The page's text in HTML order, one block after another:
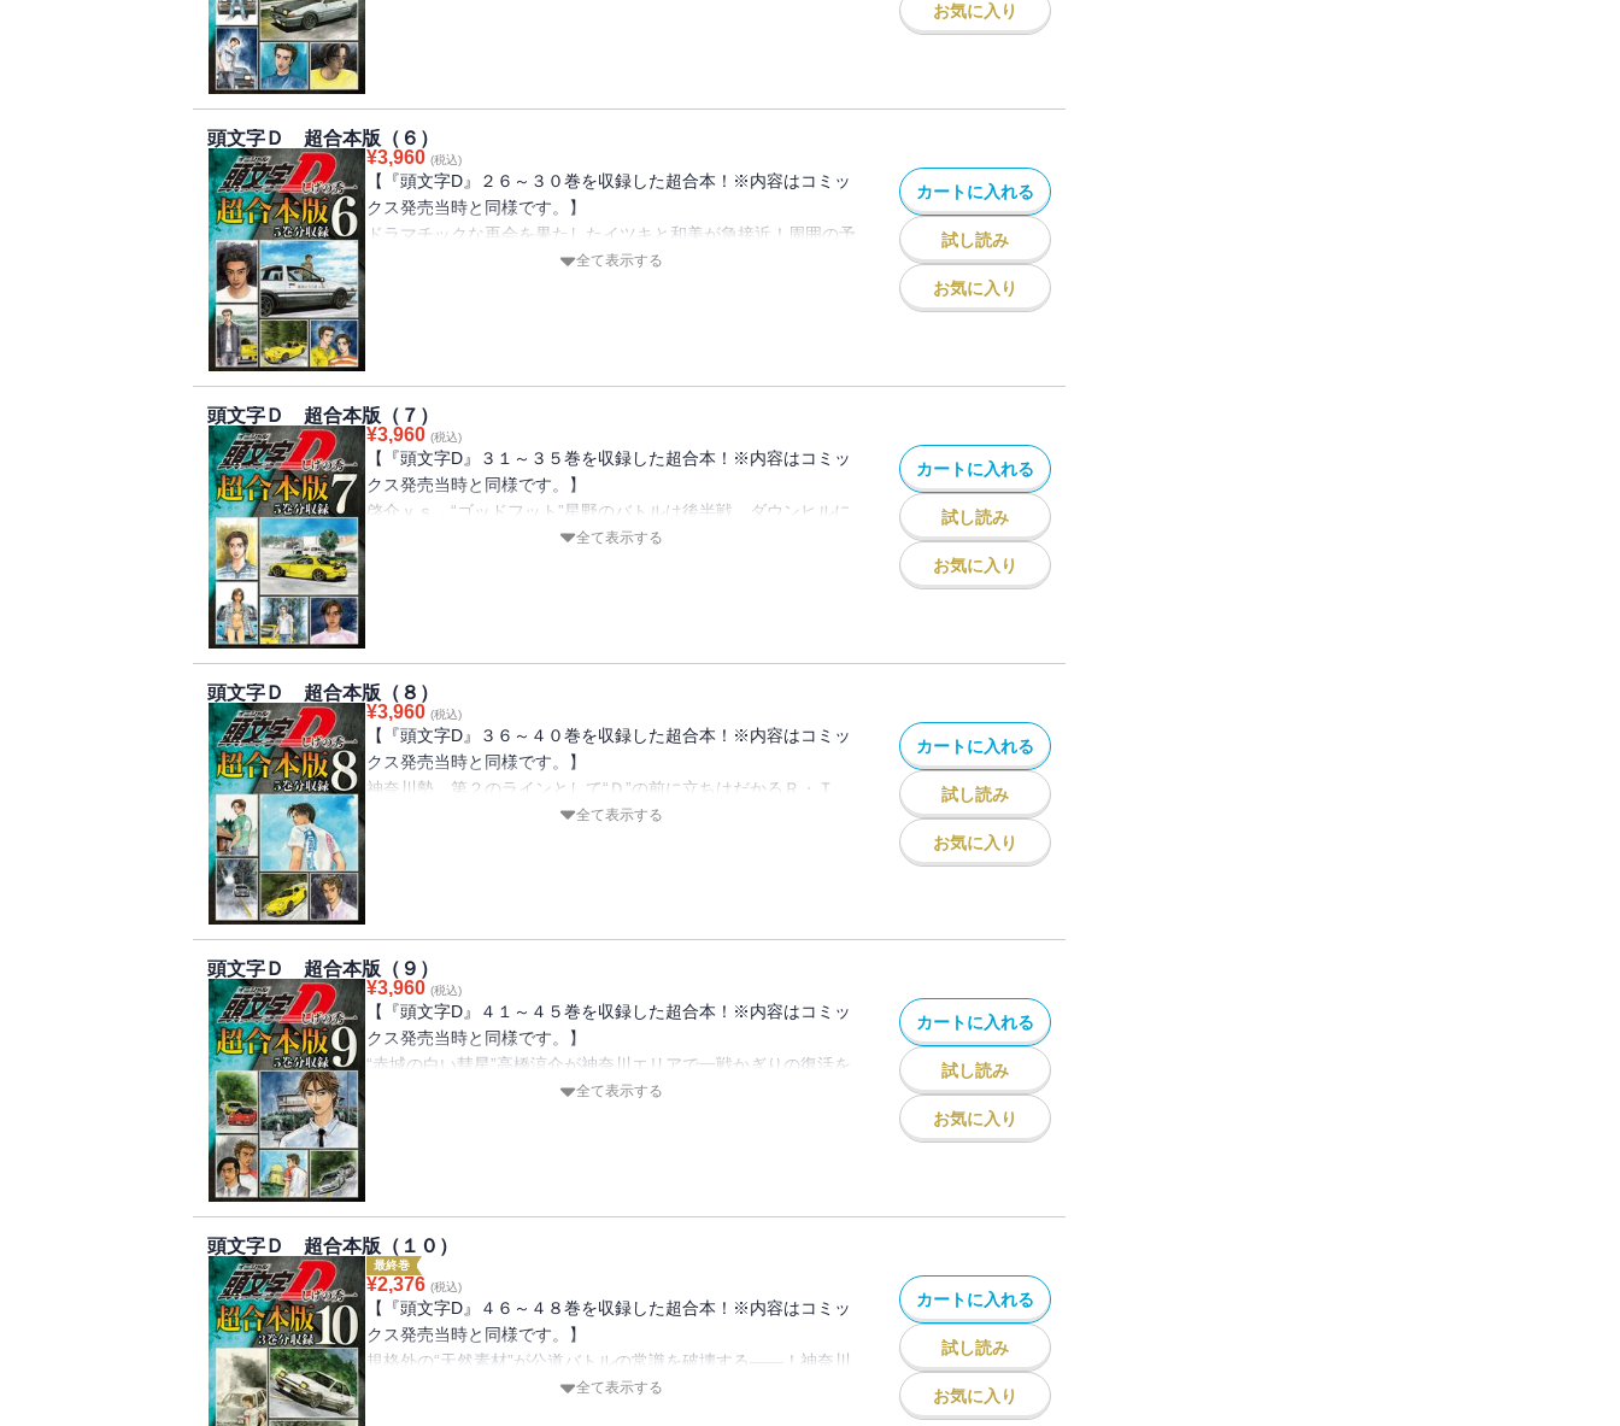
お気に入り
頭文字Ｄ 超合本版（６）
¥3,960 (税込)
【『頭文字D』２６～３０巻を収録した超合本！※内容はコミッ
クス発売当時と同様です。】
ドラマチックな再会を果たしたイツキと和美が急接近！周囲の予
想とはウラハラに順調に進むイツキの恋。デートを重ね日に日に
全て表示する
カートに入れる
試し読み
お気に入り
頭文字Ｄ 超合本版（７）
¥3,960 (税込)
【『頭文字D』３１～３５巻を収録した超合本！※内容はコミッ
クス発売当時と同様です。】
啓介ｖｓ．“ゴッドフット”星野のバトルは後半戦、ダウンヒルに
突入！涼介の作戦でタイヤを温存していた啓介のＦＤは、徐々に
全て表示する
カートに入れる
試し読み
お気に入り
頭文字Ｄ 超合本版（８）
¥3,960 (税込)
【『頭文字D』３６～４０巻を収録した超合本！※内容はコミッ
クス発売当時と同様です。】
神奈川勢、第２のラインとして“Ｄ”の前に立ちはだかるＲ・Ｔ
（レーシングチーム）カタギリＳ・Ｖ（ストリートバージョン）
全て表示する
カートに入れる
試し読み
お気に入り
頭文字Ｄ 超合本版（９）
¥3,960 (税込)
【『頭文字D』４１～４５巻を収録した超合本！※内容はコミッ
クス発売当時と同様です。】
“赤城の白い彗星”高橋涼介が神奈川エリアで一戦かぎりの復活を
果たす！同じ女性を愛した因縁の相手、“死神”こと北条凛と対決
全て表示する
カートに入れる
試し読み
お気に入り
頭文字Ｄ 超合本版（１０）
最終巻
¥2,376 (税込)
【『頭文字D』４６～４８巻を収録した超合本！※内容はコミッ
クス発売当時と同様です。】
規格外の“天然素材”が公道バトルの常識を破壊する――！神奈川
エリア最終戦。ダウンヒル戦がついに始まる。拓海（たくみ）に
全て表示する
カートに入れる
試し読み
お気に入り